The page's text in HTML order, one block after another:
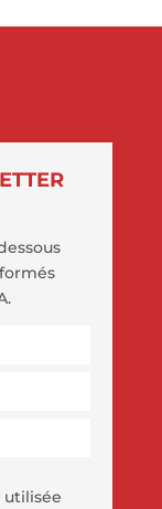
utilisée